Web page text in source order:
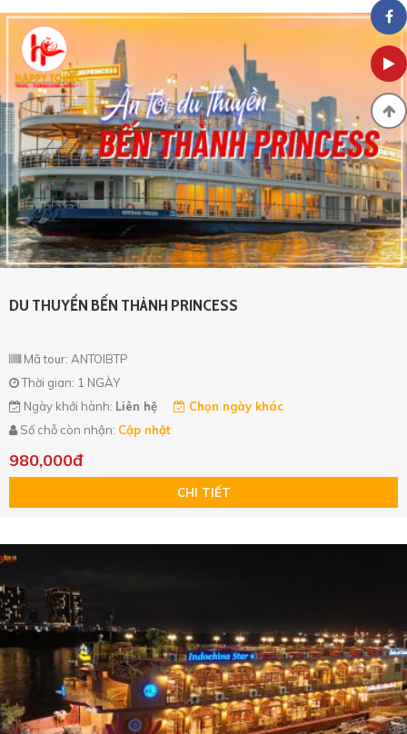
DU THUYỀN BẾN THÀNH PRINCESS
Mã tour: ANTOIBTP
Thời gian: 1 NGÀY
Ngày khởi hành: Liên hệ
Chọn ngày khác
Số chỗ còn nhận: Cập nhật
980,000đ
CHI TIẾT